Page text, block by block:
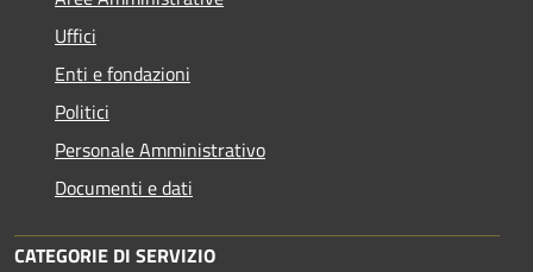
Uffici
Enti e fondazioni
Politici
Personale Amministrativo
Documenti e dati
CATEGORIE DI SERVIZIO